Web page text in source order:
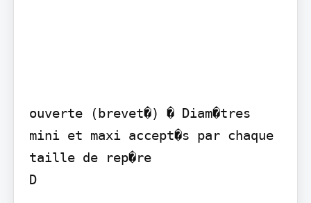
ouverte (brevet�) � Diam�tres
mini et maxi accept�s par chaque
taille de rep�re
D